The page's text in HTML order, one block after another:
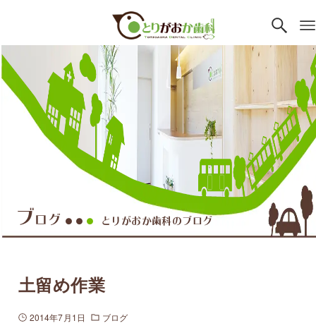
ブログ ●● ● とりがおか歯科のブログ
土留め作業
2014年7月1日 ブログ